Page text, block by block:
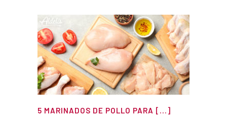
5 MARINADOS DE POLLO PARA [...]